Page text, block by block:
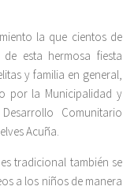
la que cientos de
esta hermosa fiesta
y familia en general,
por la Municipalidad y
Comunitario
Acuña.
tradicional también se
a los niños de manera